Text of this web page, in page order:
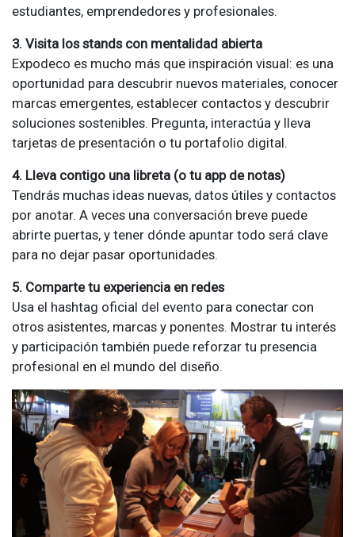
estudiantes, emprendedores y profesionales.
3. Visita los stands con mentalidad abierta
Expodeco es mucho más que inspiración visual: es una
oportunidad para descubrir nuevos materiales, conocer
marcas emergentes, establecer contactos y descubrir
soluciones sostenibles. Pregunta, interactúa y lleva
tarjetas de presentación o tu portafolio digital.
4. Lleva contigo una libreta (o tu app de notas)
Tendrás muchas ideas nuevas, datos útiles y contactos
por anotar. A veces una conversación breve puede
abrirte puertas, y tener dónde apuntar todo será clave
para no dejar pasar oportunidades.
5. Comparte tu experiencia en redes
Usa el hashtag oficial del evento para conectar con
otros asistentes, marcas y ponentes. Mostrar tu interés
y participación también puede reforzar tu presencia
profesional en el mundo del diseño.